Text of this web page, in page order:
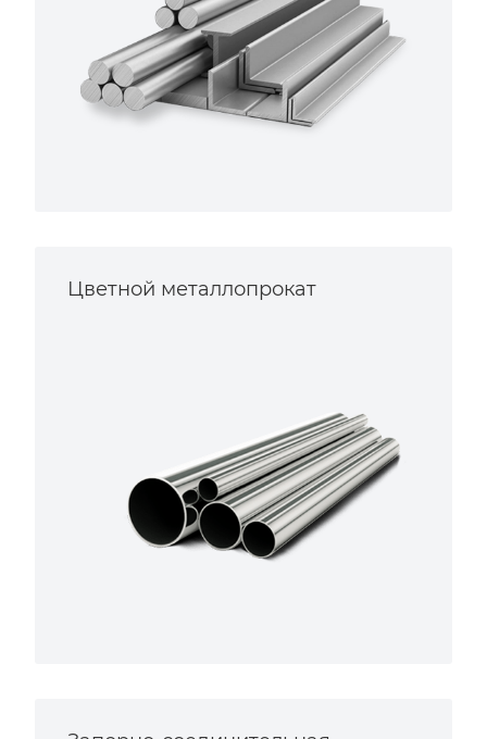
Цветной металлопрокат